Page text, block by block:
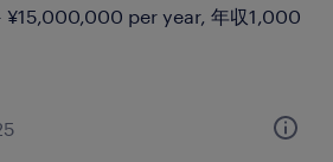
per year, 年収1,000